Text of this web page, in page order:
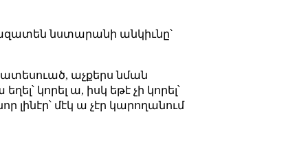
ազատեն նստարանի անկիւնը՝
աչքերս նման
կորել ա, իսկ եթէ չի կորել՝
լինէր՝ մէկ ա չէր կարողանում